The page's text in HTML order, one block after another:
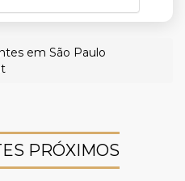
em São Paulo
PRÓXIMOS